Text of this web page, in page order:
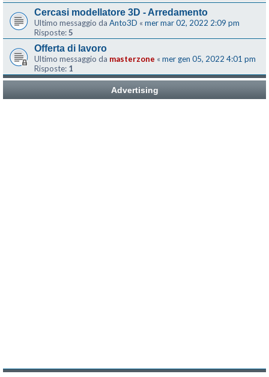
Cercasi modellatore 3D - Arredamento
Ultimo messaggio da Anto3D « mer mar 02, 2022 2:09 pm
Risposte:5
Offerta di lavoro
Ultimo messaggio da masterzone « mer gen 05, 2022 4:01 pm
Risposte: 1
Advertising